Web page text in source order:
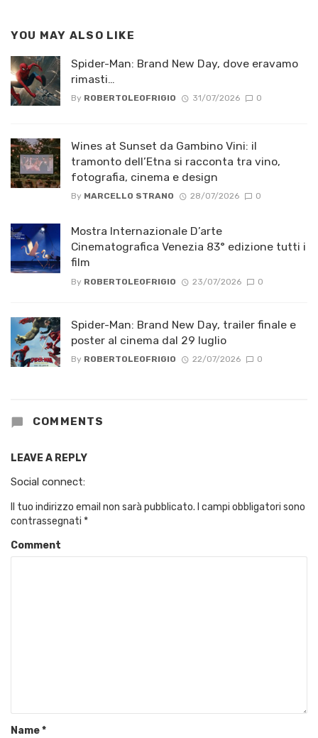
YOU MAY ALSO LIKE
Spider-Man: Brand New Day, dove eravamo
rimasti…
By ROBERTOLEOFRIGIO 31/07/2026 0
Wines at Sunset da Gambino Vini: il
tramonto dell’Etna si racconta tra vino,
fotografia, cinema e design
By MARCELLO STRANO 28/07/2026 0
Mostra Internazionale D’arte
Cinematografica Venezia 83° edizione tutti i
film
By ROBERTOLEOFRIGIO 23/07/2026 0
Spider-Man: Brand New Day, trailer finale e
poster al cinema dal 29 luglio
By ROBERTOLEOFRIGIO 22/07/2026 0
COMMENTS
LEAVE A REPLY
Social connect:
Il tuo indirizzo email non sarà pubblicato. I campi obbligatori sono
contrassegnati *
Comment
Name*